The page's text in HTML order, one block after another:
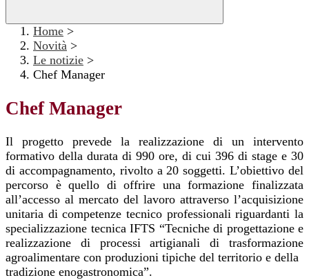
Home >
Novità >
Le notizie >
Chef Manager
Chef Manager
Il progetto prevede la realizzazione di un intervento
formativo della durata di 990 ore, di cui 396 di stage e 30
di accompagnamento, rivolto a 20 soggetti. L’obiettivo del
percorso è quello di offrire una formazione finalizzata
all’accesso al mercato del lavoro attraverso l’acquisizione
unitaria di competenze tecnico professionali riguardanti la
specializzazione tecnica IFTS “Tecniche di progettazione e
realizzazione di processi artigianali di trasformazione
agroalimentare con produzioni tipiche del territorio e della
tradizione enogastronomica”.